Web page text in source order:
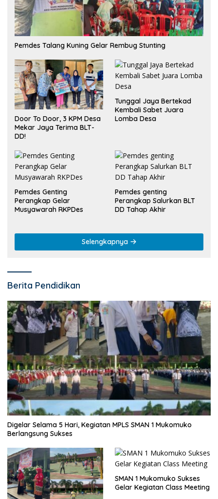
Pemdes Talang Kuning Gelar Rembug Stunting
Door To Door, 3 KPM Desa
Mekar Jaya Terima BLT-
DD!
Tunggal Jaya Bertekad
Kembali Sabet Juara
Lomba Desa
Pemdes Genting
Perangkap Gelar
Musyawarah RKPDes
Pemdes genting
Perangkap Salurkan BLT
DD Tahap Akhir
Selengkapnya
Berita Pendidikan
Digelar Selama 5 Hari, Kegiatan MPLS SMAN 1 Mukomuko
Berlangsung Sukses
SMAN 1 Mukomuko Sukses
Gelar Kegiatan Class Meeting